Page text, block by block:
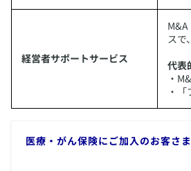
経営者サポートサービス
スで
代表
・
・
医療・がん保険にご加入のお客さ